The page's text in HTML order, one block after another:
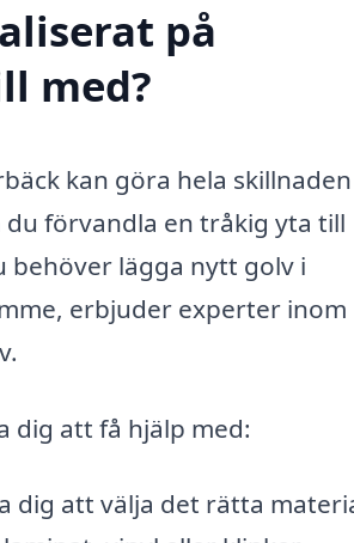
på
med?
kan göra hela
förvandla en tråkig yta till
lägga nytt golv i
erbjuder experter inom
dig att få hjälp med:
dig att välja det rätta